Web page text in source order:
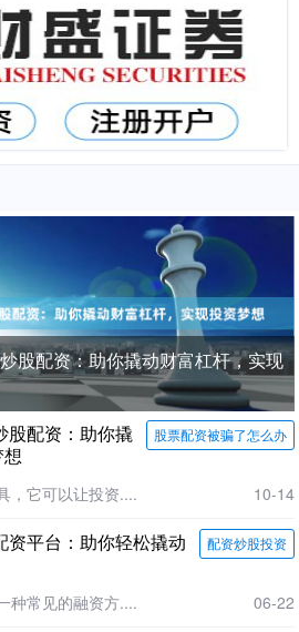
股配资：助你撬动财富杠杆，实现
股票配资被骗了怎么办
股配资：助你撬
，它可以让投资.... 10-14
配资炒股投资
资平台：助你轻松撬动
种常见的融资方.... 06-22